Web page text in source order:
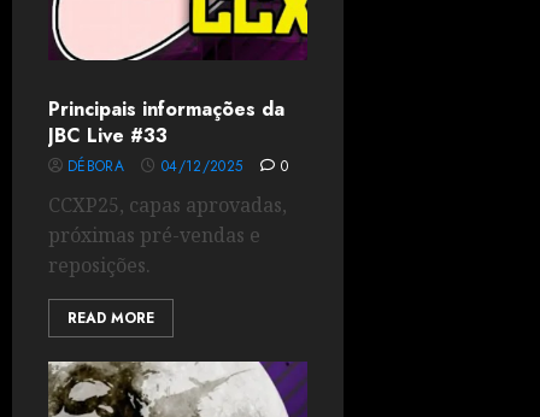
Principais informações da
JBC Live #33
DÉBORA 04/12/2025 0
CCXP25, capas aprovadas,
próximas pré-vendas e
reposições.
READ MORE